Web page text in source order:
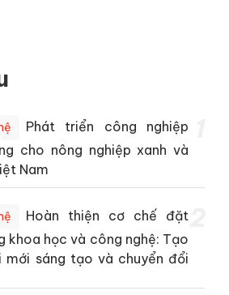
Phát triển công nghiệp
cho nông nghiệp xanh và
Nam
Hoàn thiện cơ chế đặt
khoa học và công nghệ: Tạo
mới sáng tạo và chuyển đổi